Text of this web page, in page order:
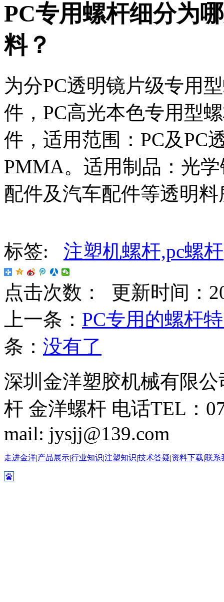
PC专用螺杆细分为
料？
为分PC透明镜片级专用
件，PC高光本色专用型
件，适用范围：PC及PC
PMMA。适用制品：光
配件及汽车配件等透明
标签:
注塑机螺杆,pc螺杆
点击次数：
更新时间：
上一条： PC专用的螺杆
条： 没有了
深圳金洋塑胶机械有限公
杆 金洋螺杆 电话TEL：
mail: jysjj@139.com
走进金洋|产品展示|行业知识|注塑知识|技术答疑|资料下载|联系